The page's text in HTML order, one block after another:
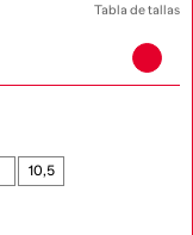
Tabla de tallas
10,5